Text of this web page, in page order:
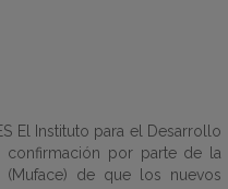
El Instituto para el Desarrollo
confirmación por parte de la
de que los nuevos